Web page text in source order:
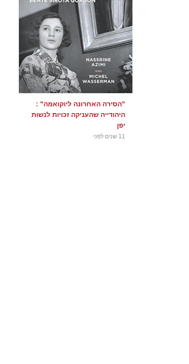
"הסירה האחרונה ליוקואמה" :
היהודייה שהעניקה זכויות לנשות
יפן
11 שנים לפני